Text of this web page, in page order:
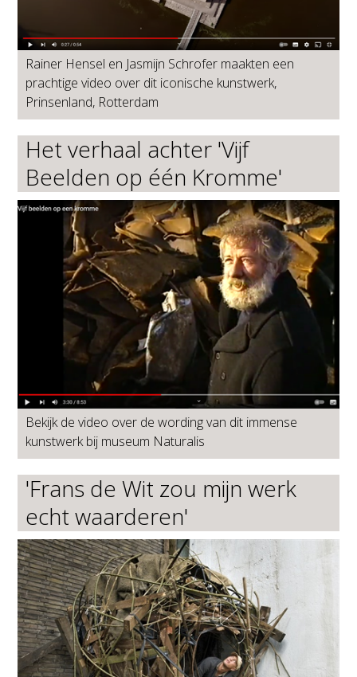
Rainer Hensel en Jasmijn Schrofer maakten een
prachtige video over dit iconische kunstwerk,
Prinsenland, Rotterdam
Het verhaal achter 'Vijf
Beelden op één Kromme'
Bekijk de video over de wording van dit immense
kunstwerk bij museum Naturalis
'Frans de Wit zou mijn werk
echt waarderen'